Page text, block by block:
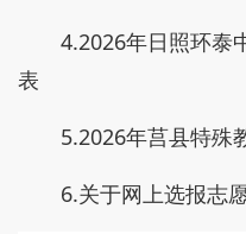
4.2026年日照环泰
表
5.2026年莒县特殊
6.关于网上选报志